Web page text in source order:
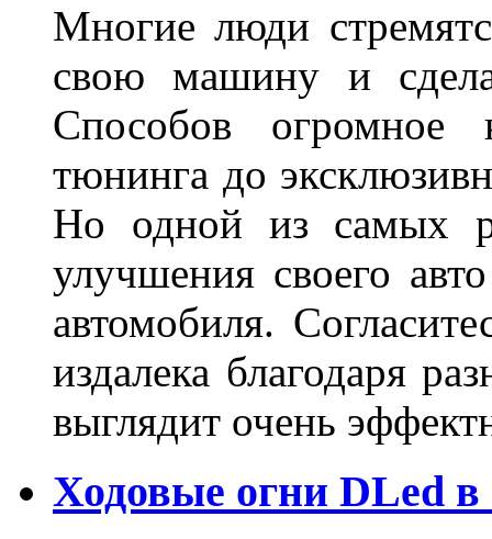
Многие люди
свою машину и
Способов огромное
тюнинга до
Но одной из самых
улучшения своего
автомобиля.
издалека благодаря
выглядит очень
Ходовые огни DLed